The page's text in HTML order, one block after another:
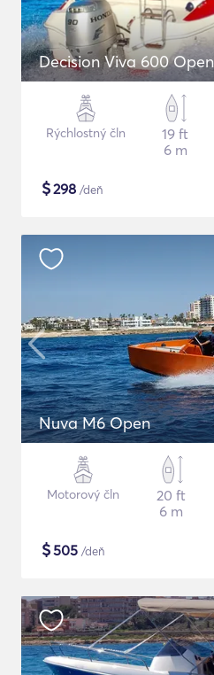
Decision Viva 600 Open
Rýchlostný čln
19 ft
6 m
$298 /deň
Nuva M6 Open
Motorový čln
20 ft
6 m
$505 /deň